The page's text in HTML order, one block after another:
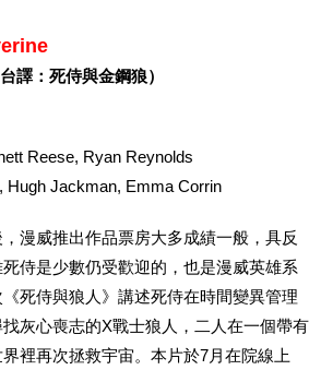
譯：死侍與金鋼狼）
Reese, Ryan Reynolds
Hugh Jackman, Emma Corrin
漫威推出作品票房大多成績一般，具反
侍是少數仍受歡迎的，也是漫威英雄系
死侍與狼人》講述死侍在時間變異管理
灰心喪志的X戰士狼人，二人在一個帶有
裡再次拯救宇宙。本片於7月在院線上